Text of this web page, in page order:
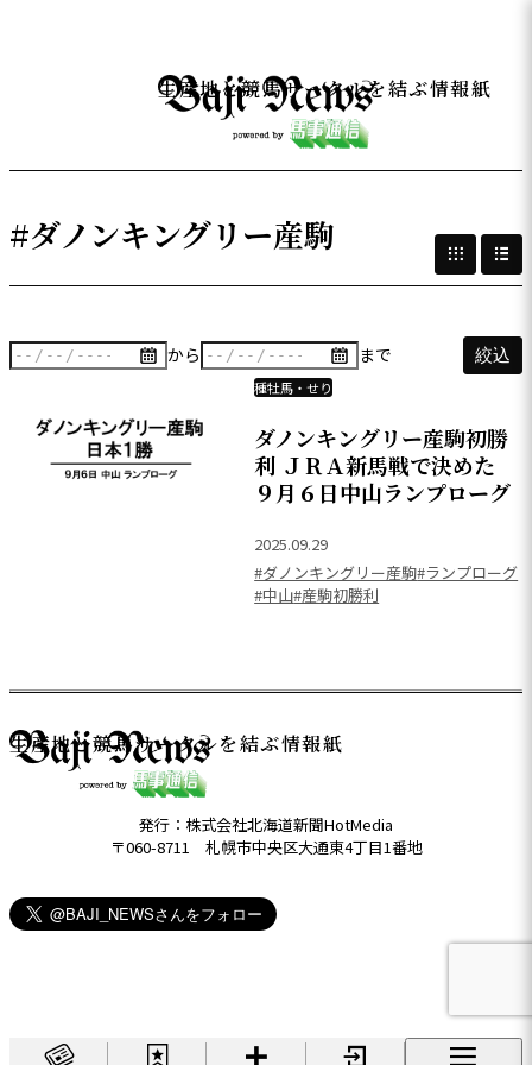
生産地と競馬サークルを結ぶ情報紙
#ダノンキングリー産駒
から まで 絞込
種牡馬・せり
ダノンキングリー産駒初勝
利 ＪＲＡ新馬戦で決めた
９月６日中山ランプローグ
2025.09.29
#ダノンキングリー産駒#ランプローグ
#中山#産駒初勝利
生産地と競馬サークルを結ぶ情報紙
発行：株式会社北海道新聞HotMedia
〒060-8711 札幌市中央区大通東4丁目1番地